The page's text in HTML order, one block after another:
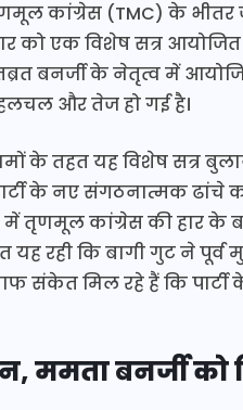
कांग्रेस (TMC) के भीतर
को एक विशेष सत्र
बनर्जी के नेतृत्व में
और तेज हो गई है।
के तहत यह विशेष सत्र
के नए संगठनात्मक ढांचे
तृणमूल कांग्रेस की हार के
रही कि बागी गुट ने पूर्व
संकेत मिल रहे हैं कि पार्टी
ममता बनर्जी को